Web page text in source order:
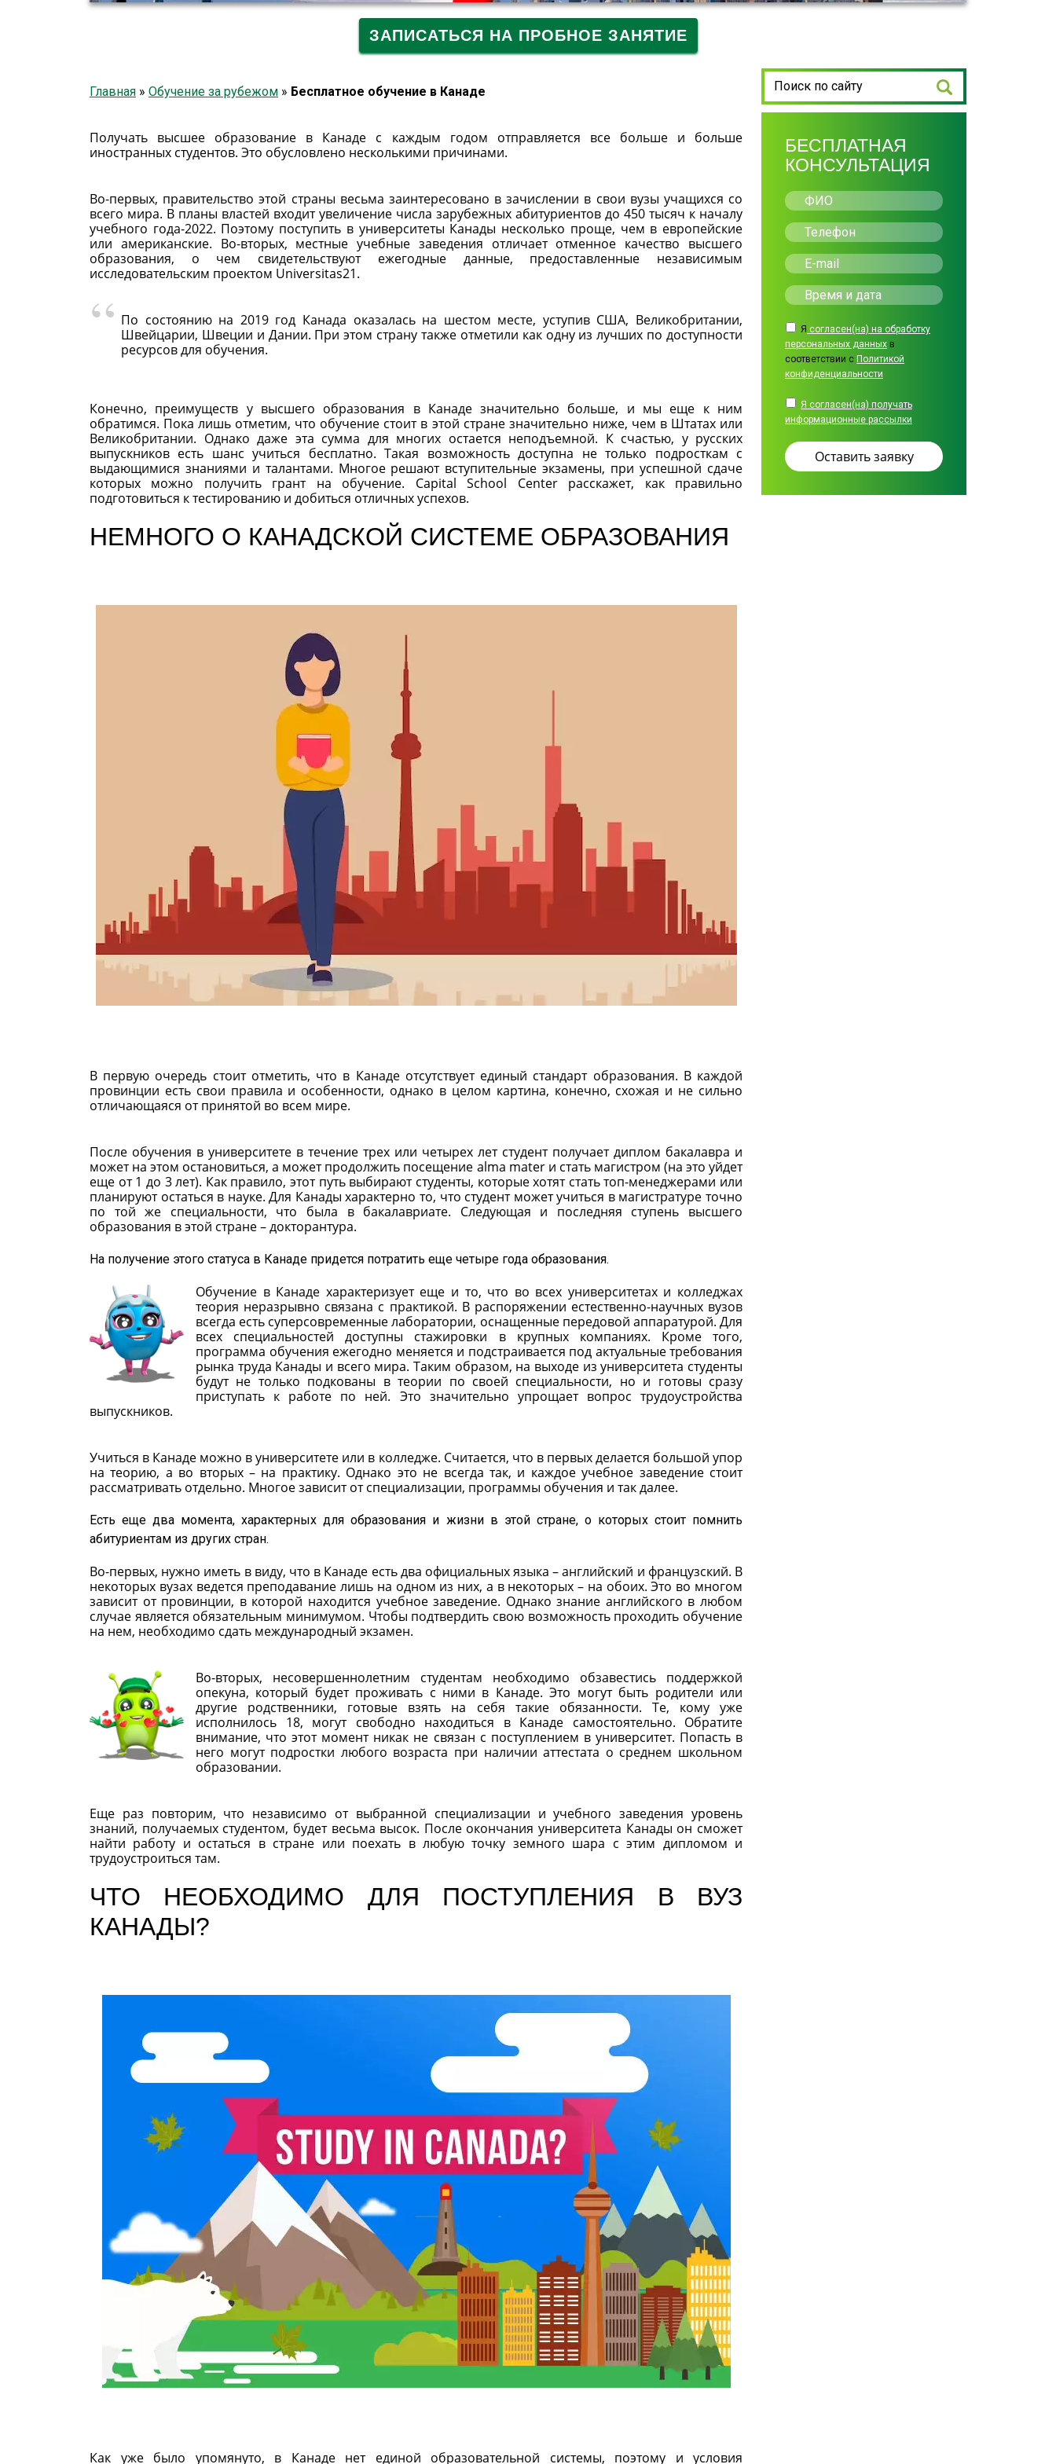
ЗАПИСАТЬСЯ НА ПРОБНОЕ ЗАНЯТИЕ
Главная » Обучение за рубежом » Бесплатное обучение в Канаде
Получать высшее образование в Канаде с каждым годом отправляется все больше и больше
иностранных студентов. Это обусловлено несколькими причинами.
Во-первых, правительство этой страны весьма заинтересовано в зачислении в свои вузы учащихся со
всего мира. В планы властей входит увеличение числа зарубежных абитуриентов до 450 тысяч к началу
учебного года-2022. Поэтому поступить в университеты Канады несколько проще, чем в европейские
или американские. Во-вторых, местные учебные заведения отличает отменное качество высшего
образования, о чем свидетельствуют ежегодные данные, предоставленные независимым
исследовательским проектом Universitas21.
По состоянию на 2019 год Канада оказалась на шестом месте, уступив США, Великобритании,
Швейцарии, Швеции и Дании. При этом страну также отметили как одну из лучших по доступности
ресурсов для обучения.
Конечно, преимуществ у высшего образования в Канаде значительно больше, и мы еще к ним
обратимся. Пока лишь отметим, что обучение стоит в этой стране значительно ниже, чем в Штатах или
Великобритании. Однако даже эта сумма для многих остается неподъемной. К счастью, у русских
выпускников есть шанс учиться бесплатно. Такая возможность доступна не только подросткам с
выдающимися знаниями и талантами. Многое решают вступительные экзамены, при успешной сдаче
которых можно получить грант на обучение. Capital School Center расскажет, как правильно
подготовиться к тестированию и добиться отличных успехов.
НЕМНОГО О КАНАДСКОЙ СИСТЕМЕ ОБРАЗОВАНИЯ
В первую очередь стоит отметить, что в Канаде отсутствует единый стандарт образования. В каждой
провинции есть свои правила и особенности, однако в целом картина, конечно, схожая и не сильно
отличающаяся от принятой во всем мире.
После обучения в университете в течение трех или четырех лет студент получает диплом бакалавра и
может на этом остановиться, а может продолжить посещение alma mater и стать магистром (на это уйдет
еще от 1 до 3 лет). Как правило, этот путь выбирают студенты, которые хотят стать топ-менеджерами или
планируют остаться в науке. Для Канады характерно то, что студент может учиться в магистратуре точно
по той же специальности, что была в бакалавриате. Следующая и последняя ступень высшего
образования в этой стране – докторантура.
На получение этого статуса в Канаде придется потратить еще четыре года образования.
Обучение в Канаде характеризует еще и то, что во всех университетах и колледжах
теория неразрывно связана с практикой. В распоряжении естественно-научных вузов
всегда есть суперсовременные лаборатории, оснащенные передовой аппаратурой. Для
всех специальностей доступны стажировки в крупных компаниях. Кроме того,
программа обучения ежегодно меняется и подстраивается под актуальные требования
рынка труда Канады и всего мира. Таким образом, на выходе из университета студенты
будут не только подкованы в теории по своей специальности, но и готовы сразу
приступать к работе по ней. Это значительно упрощает вопрос трудоустройства
выпускников.
Учиться в Канаде можно в университете или в колледже. Считается, что в первых делается большой упор
на теорию, а во вторых – на практику. Однако это не всегда так, и каждое учебное заведение стоит
рассматривать отдельно. Многое зависит от специализации, программы обучения и так далее.
Есть еще два момента, характерных для образования и жизни в этой стране, о которых стоит помнить
абитуриентам из других стран.
Во-первых, нужно иметь в виду, что в Канаде есть два официальных языка – английский и французский. В
некоторых вузах ведется преподавание лишь на одном из них, а в некоторых – на обоих. Это во многом
зависит от провинции, в которой находится учебное заведение. Однако знание английского в любом
случае является обязательным минимумом. Чтобы подтвердить свою возможность проходить обучение
на нем, необходимо сдать международный экзамен.
Во-вторых, несовершеннолетним студентам необходимо обзавестись поддержкой
опекуна, который будет проживать с ними в Канаде. Это могут быть родители или
другие родственники, готовые взять на себя такие обязанности. Те, кому уже
исполнилось 18, могут свободно находиться в Канаде самостоятельно. Обратите
внимание, что этот момент никак не связан с поступлением в университет. Попасть в
него могут подростки любого возраста при наличии аттестата о среднем школьном
образовании.
Еще раз повторим, что независимо от выбранной специализации и учебного заведения уровень
знаний, получаемых студентом, будет весьма высок. После окончания университета Канады он сможет
найти работу и остаться в стране или поехать в любую точку земного шара с этим дипломом и
трудоустроиться там.
ЧТО НЕОБХОДИМО ДЛЯ ПОСТУПЛЕНИЯ В ВУЗ
КАНАДЫ?
Как уже было упомянуто, в Канаде нет единой образовательной системы, поэтому и условия
БЕСПЛАТНАЯ
КОНСУЛЬТАЦИЯ
Я согласен(на) на обработку
персональных данных в
соответствии с Политикой
конфиденциальности
Я согласен(на) получать
информационные рассылки